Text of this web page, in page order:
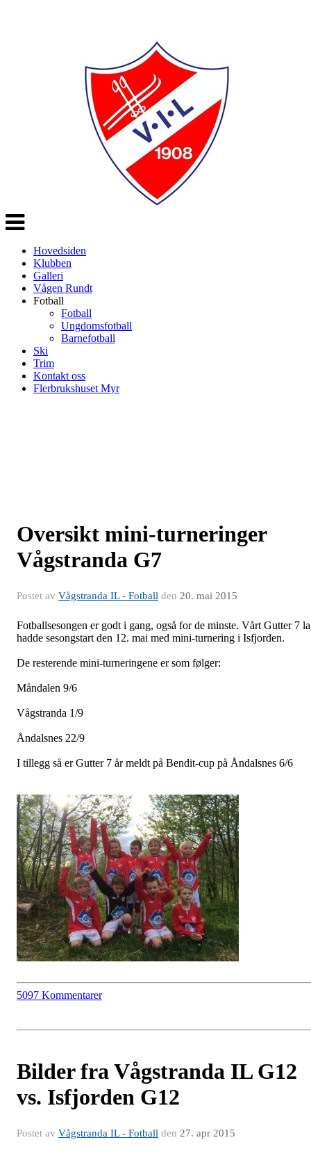
Veksle
navigasjon
Hovedsiden
Klubben
Galleri
Vågen Rundt
Fotball
Fotball
Ungdomsfotball
Barnefotball
Ski
Trim
Kontakt oss
Flerbrukshuset Myr
Oversikt mini-turneringer
Vågstranda G7
Postet av Vågstranda IL - Fotball den 20. mai 2015
Fotballsesongen er godt i gang, også for de minste. Vårt Gutter 7
hadde sesongstart den 12. mai med mini-turnering i Isfjorden.
De resterende mini-turneringene er som følger:
Måndalen 9/6
Vågstranda 1/9
Åndalsnes 22/9
I tillegg så er Gutter 7 år meldt på Bendit-cup på Åndalsnes 6/6
5097 Kommentarer
Bilder fra Vågstranda IL G12
vs. Isfjorden G12
Postet av Vågstranda IL - Fotball den 27. apr 2015